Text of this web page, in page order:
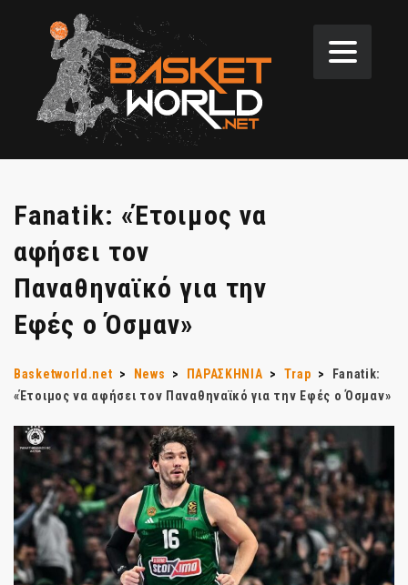
Fanatik: «Έτοιμος να
αφήσει τον
Παναθηναϊκό για την
Εφές ο Όσμαν»
Basketworld.net > News > ΠΑΡΑΣΚΗΝΙΑ > Trap >
Fanatik:
«Έτοιμος να αφήσει τον Παναθηναϊκό για την Εφές ο Όσμαν»